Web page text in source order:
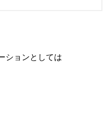
ションとしては